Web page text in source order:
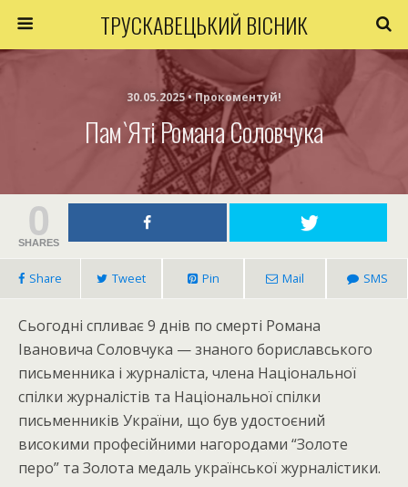
ТРУСКАВЕЦЬКИЙ ВІСНИК
30.05.2025 • Прокоментуй!
Пам`яті Романа Соловчука
0
SHARES
Share Tweet Pin Mail SMS
Сьогодні спливає 9 днів по смерті Романа
Івановича Соловчука — знаного бориславського
письменника і журналіста, члена Національної
спілки журналістів та Національної спілки
письменників України, що був удостоєний
високими професійними нагородами “Золоте
перо” та Золота медаль української журналістики.